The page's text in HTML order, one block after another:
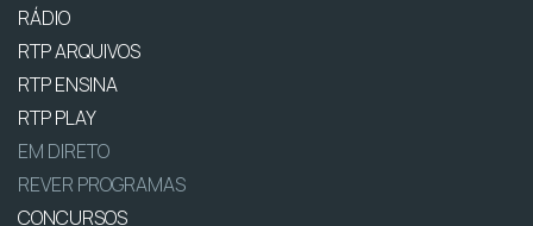
RÁDIO
RTP ARQUIVOS
RTP ENSINA
RTP PLAY
EM DIRETO
REVER PROGRAMAS
CONCURSOS